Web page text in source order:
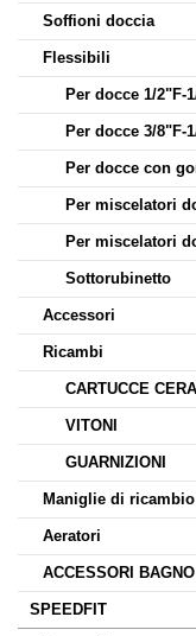
Soffioni doccia
Flessibili
Per docce 1/2"F-
Per docce 3/8"F-
Per docce con
Per miscelatori
Per miscelatori
Sottorubinetto
Accessori
Ricambi
CARTUCCE
VITONI
GUARNIZIONI
Maniglie di ricambio
Aeratori
ACCESSORI BAGNO
SPEEDFIT